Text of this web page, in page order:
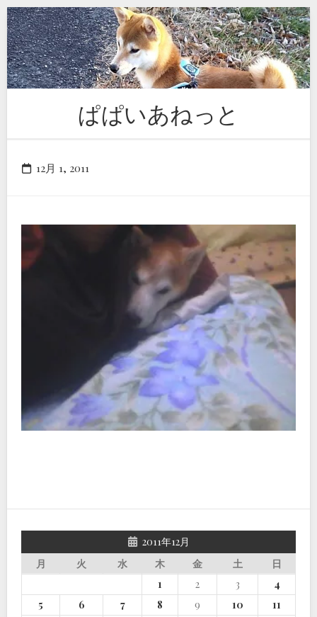
Skip
to
content
ぱぱいあねっと
12月 1, 2011
2011年12月
月
火 水 木 金 土
日
1
2 3
4
5
6 7 8 9 10
11